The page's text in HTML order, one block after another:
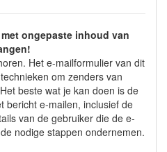
ongepaste inhoud van
Het e-mailformulier van dit
om zenders van
beste wat je kan doen is de
bericht e-mailen, inclusief de
van de gebruiker die de e-
nodige stappen ondernemen.